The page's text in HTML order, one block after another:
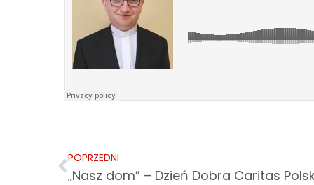
POPRZEDNI
„Nasz dom” – Dzień Dobra Caritas